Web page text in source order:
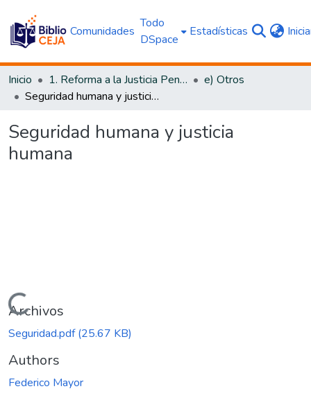
Comunidades
Todo
DSpace
Estadísticas
Inicio 1. Reforma a la Justicia Penal
e) Otros
Seguridad humana y justicia humana
Seguridad humana y justicia
humana
Cargando...
Archivos
Seguridad.pdf(25.67 KB)
Authors
Federico Mayor